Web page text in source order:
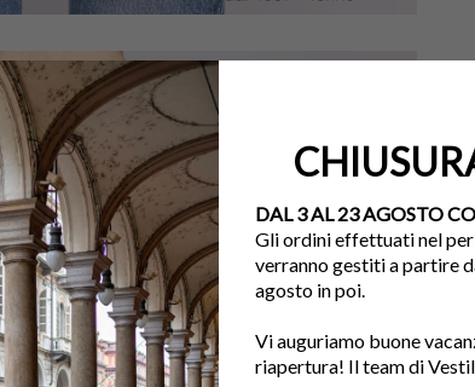
DAL 3 AL 23 AGOSTO
Gli ordini effettuati nel
verranno gestiti a partire
agosto in poi.
Vi auguriamo buone
riapertura! Il team di Vestil